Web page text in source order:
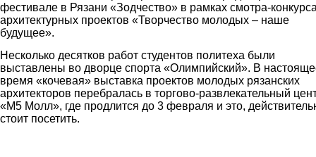
фестивале в Рязани «Зодчество» в рамках смотра-
архитектурных проектов «Творчество молодых – наше
будущее».
Несколько десятков работ студентов политеха были
выставлены во дворце спорта «Олимпийский». В
время «кочевая» выставка проектов молодых рязанских
архитекторов перебралась в торгово-развлекательный
«М5 Молл», где продлится до 3 февраля и это,
стоит посетить.